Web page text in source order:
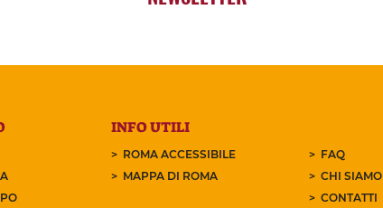
INFO UTILI
ROMA ACCESSIBILE
MAPPA DI ROMA
FAQ
CHI SIAMO
CONTATTI